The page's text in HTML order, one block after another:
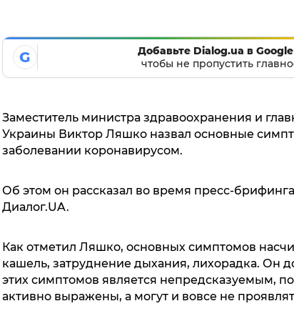
G
Добавьте Dialog.ua в
чтобы не пропустить
Заместитель министра здравоохранения и
Украины Виктор Ляшко назвал основные
заболевании коронавирусом.
Об этом он рассказал во время пресс-
Диалог.UA.
Как отметил Ляшко, основных симптомов
кашель, затруднение дыхания, лихорадка. Он
этих симптомов является непредсказуемым,
активно выражены, а могут и вовсе не